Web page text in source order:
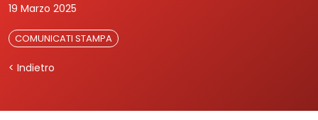
19 Marzo 2025
COMUNICATI STAMPA
< Indietro